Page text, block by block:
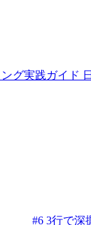
グ実践ガイド
#6 3行で深